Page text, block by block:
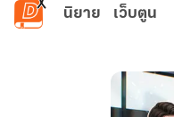
ข้ามไปยังเนื้อหาหลัก
นิยาย เว็บตูน